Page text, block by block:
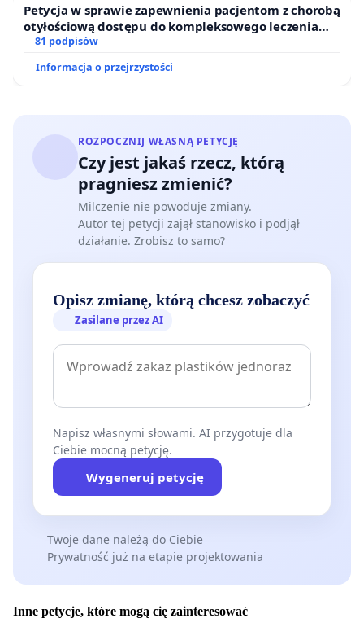
Petycja w sprawie zapewnienia pacjentom z chorobą
otyłościową dostępu do kompleksowego leczenia
oraz programów profilaktycznych.
81 podpisów
Informacja o przejrzystości
ROZPOCZNIJ WŁASNĄ PETYCJĘ
Czy jest jakaś rzecz, którą
pragniesz zmienić?
Milczenie nie powoduje zmiany.
Autor tej petycji zajął stanowisko i podjął
działanie. Zrobisz to samo?
Opisz zmianę, którą chcesz zobaczyć
Zasilane przez AI
Napisz własnymi słowami. AI przygotuje dla
Ciebie mocną petycję.
Wygeneruj petycję
Twoje dane należą do Ciebie
Prywatność już na etapie projektowania
Inne petycje, które mogą cię zainteresować